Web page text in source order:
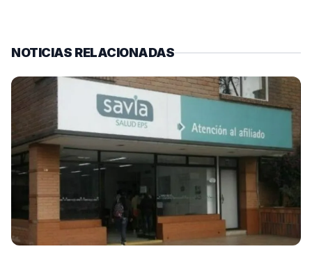
NOTICIAS RELACIONADAS